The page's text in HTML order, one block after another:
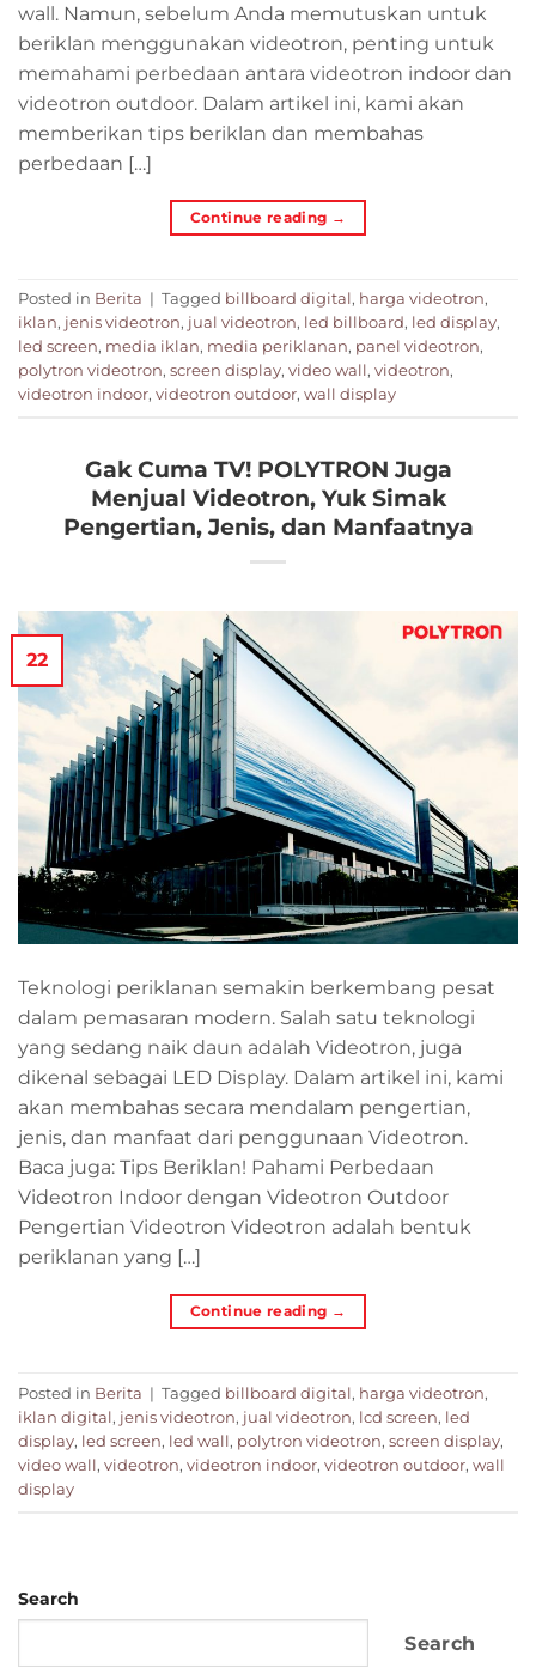
wall. Namun, sebelum Anda memutuskan untuk
beriklan menggunakan videotron, penting untuk
memahami perbedaan antara videotron indoor dan
videotron outdoor. Dalam artikel ini, kami akan
memberikan tips beriklan dan membahas
perbedaan […]
Continue reading →
Posted in Berita | Tagged billboard digital, harga videotron,
iklan, jenis videotron, jual videotron, led billboard, led display,
led screen, media iklan, media periklanan, panel videotron,
polytron videotron, screen display, video wall, videotron,
videotron indoor, videotron outdoor, wall display
Gak Cuma TV! POLYTRON Juga
Menjual Videotron, Yuk Simak
Pengertian, Jenis, dan Manfaatnya
22
Teknologi periklanan semakin berkembang pesat
dalam pemasaran modern. Salah satu teknologi
yang sedang naik daun adalah Videotron, juga
dikenal sebagai LED Display. Dalam artikel ini, kami
akan membahas secara mendalam pengertian,
jenis, dan manfaat dari penggunaan Videotron.
Baca juga: Tips Beriklan! Pahami Perbedaan
Videotron Indoor dengan Videotron Outdoor
Pengertian Videotron Videotron adalah bentuk
periklanan yang […]
Continue reading →
Posted in Berita | Tagged billboard digital , harga videotron,
iklan digital , jenis videotron, jual videotron, lcd screen, led
display, led screen, led wall , polytron videotron, screen display,
video wall , videotron, videotron indoor, videotron outdoor, wall
display
Search
Search